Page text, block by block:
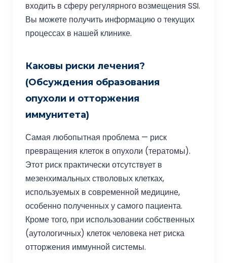
входить в сферу регулярного возмещения SSI.
Вы можете получить информацию о текущих
процессах в нашей клинике.
Каковы риски лечения?
(Обсуждения образования
опухоли и отторжения
иммунитета)
Самая любопытная проблема — риск
превращения клеток в опухоли (тератомы).
Этот риск практически отсутствует в
мезенхимальных стволовых клетках,
используемых в современной медицине,
особенно полученных у самого пациента.
Кроме того, при использовании собственных
(аутологичных) клеток человека нет риска
отторжения иммунной системы.